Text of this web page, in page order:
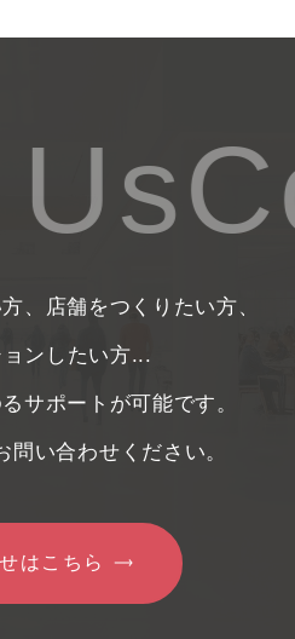
、店舗をつくりたい方、
ョンしたい方...
サポートが可能です。
問い合わせください。
はこちら